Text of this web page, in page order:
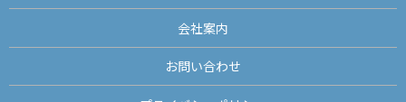
会社案内
お問い合わせ